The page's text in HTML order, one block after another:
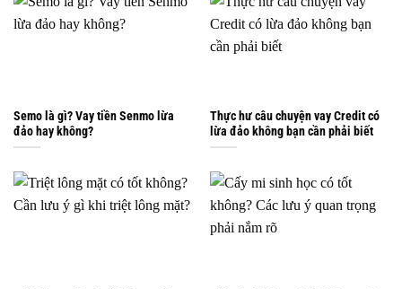
Semo là gì? Vay tiền Senmo lừa
đảo hay không?
Thực hư câu chuyện vay Credit có
lừa đảo không bạn cần phải biết